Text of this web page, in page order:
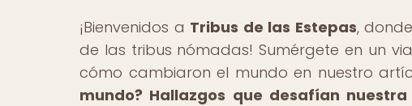
¡Bienvenidos a Tribus de las Estepas,
de las tribus nómadas! Sumérgete en un
cómo cambiaron el mundo en nuestro
mundo? Hallazgos que desafían